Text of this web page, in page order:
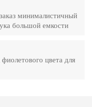
минималистичный
большой емкости
цвета для